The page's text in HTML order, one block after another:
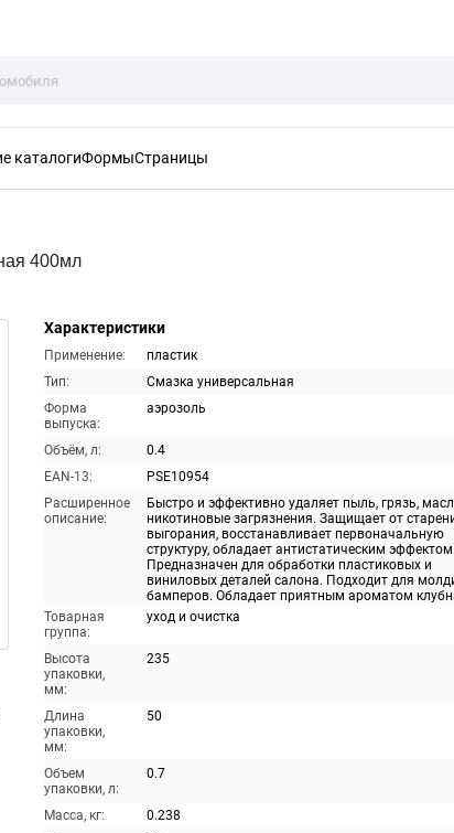
каталогиФормыСтраницы
400мл
Характеристики
Применение:
пластик
Тип:
Смазка универсальная
Форма
выпуска:
аэрозоль
Объём, л:
0.4
EAN-13:
PSE10954
Расширенное
описание:
Быстро и эффективно удаляет пыль, грязь,
никотиновые загрязнения. Защищает от
выгорания, восстанавливает первоначальную
структуру, обладает антистатическим эффектом.
Предназначен для обработки пластиковых и
виниловых деталей салона. Подходит для
бамперов. Обладает приятным ароматом
Товарная
группа:
уход и очистка
Высота
упаковки,
мм:
235
Длина
упаковки,
мм:
50
Объем
упаковки, л:
0.7
Масса, кг:
0.238